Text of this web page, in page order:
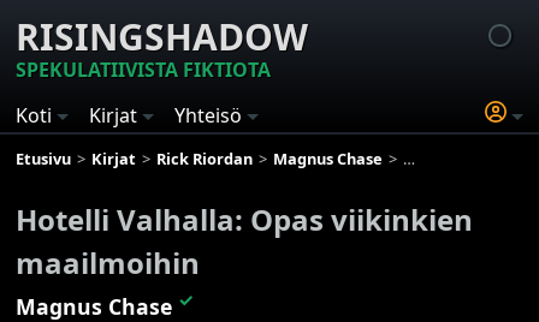
RISINGSHADOW
SPEKULATIIVISTA FIKTIOTA
Koti
Kirjat Yhteisö
Etusivu Kirjat Rick Riordan Magnus Chase Hotelli Valhalla:
Hotelli Valhalla: Opas viikinkien
maailmoihin
Magnus Chase ✓